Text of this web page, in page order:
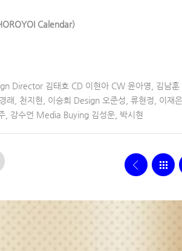
Calendar)
Director 김태호 CD 이현아 CW 윤아영, 김남훈
래, 천지현, 이승희 Design 오준성, 류현정, 이재은
, 강수언 Media Buying 김성운, 박시현